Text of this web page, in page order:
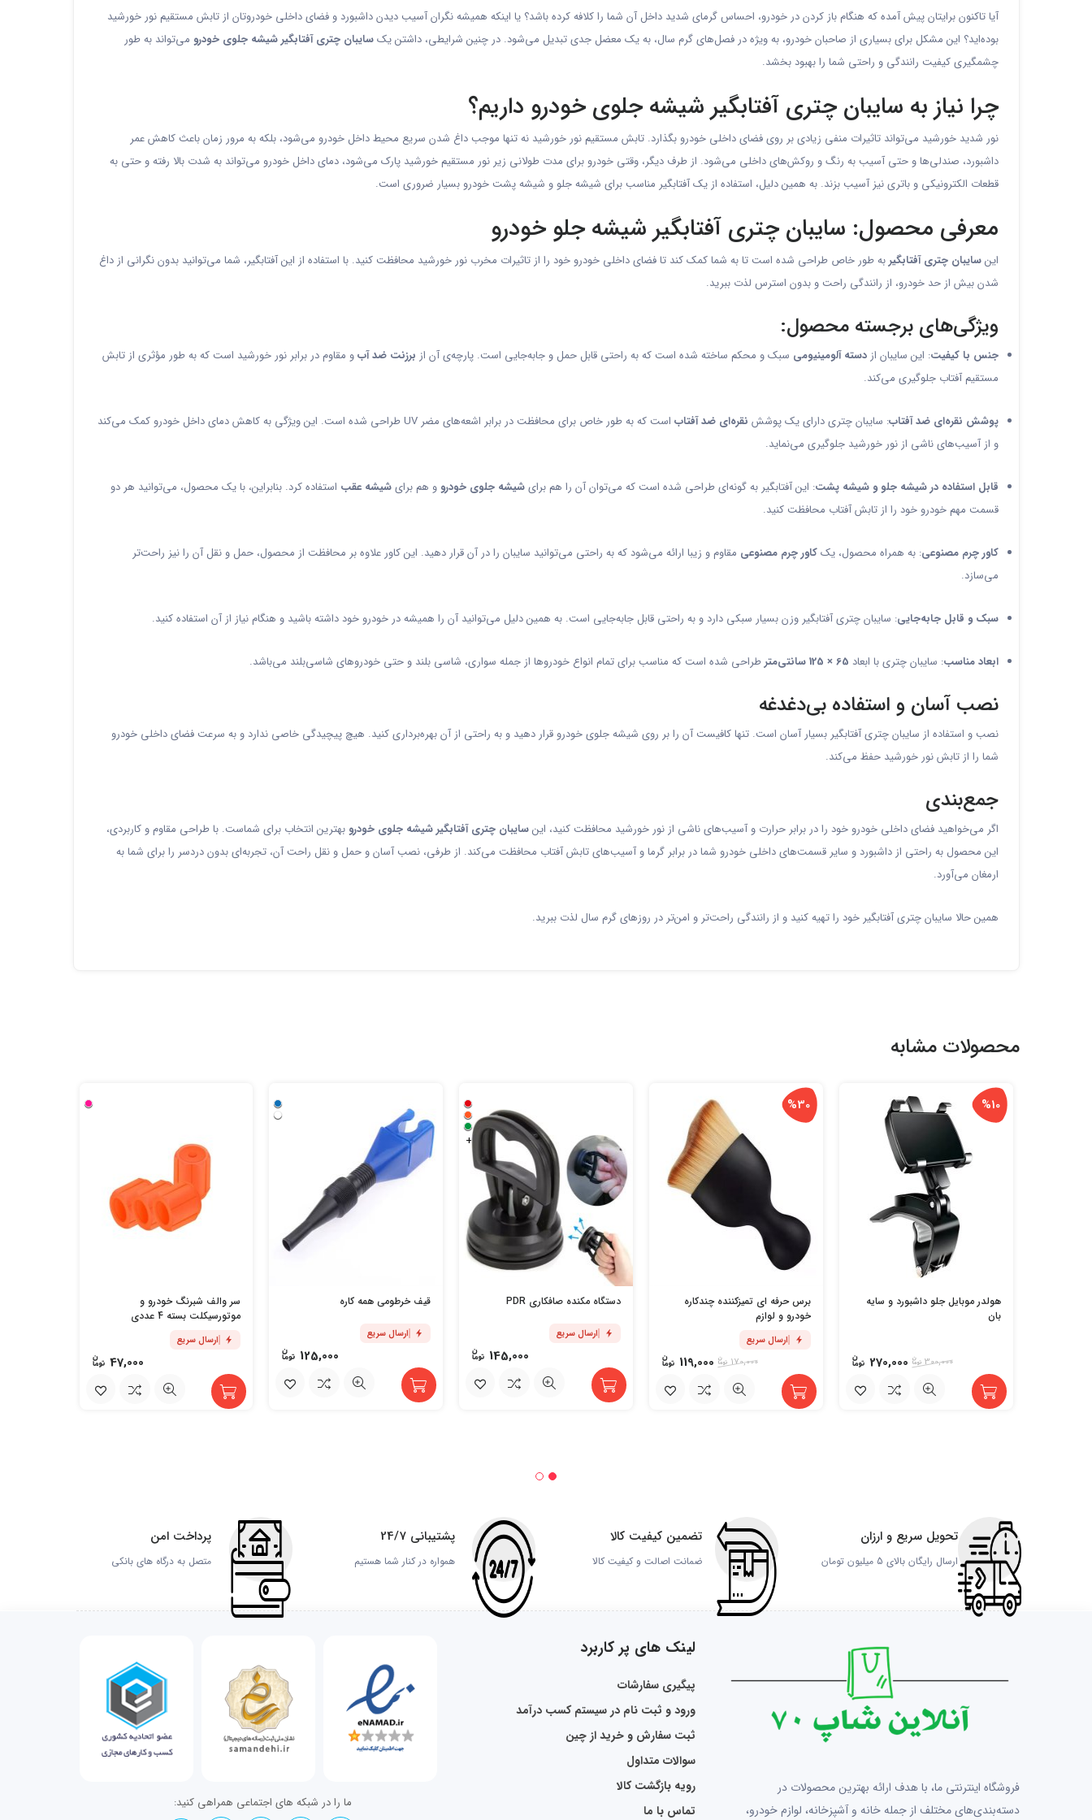
آیا تاکنون برایتان پیش آمده که هنگام باز کردن در خودرو، احساس گرمای شدید داخل آن شما را کلافه کرده باشد؟ یا اینکه همیشه نگران آسیب دیدن داشبورد و فضای داخلی خودروتان از تابش مستقیم نور خورشید
بوده‌اید؟ این مشکل برای بسیاری از صاحبان خودرو، به ویژه در فصل‌های گرم سال، به یک معضل جدی تبدیل می‌شود. در چنین شرایطی، داشتن یکسایبان چتری آفتابگیر شیشه جلوی خودرو می‌تواند به طور
چشمگیری کیفیت رانندگی و راحتی شما را بهبود بخشد.
چرا نیاز به سایبان چتری آفتابگیر شیشه جلوی خودرو داریم؟
نور شدید خورشید می‌تواند تاثیرات منفی زیادی بر روی فضای داخلی خودرو بگذارد. تابش مستقیم نور خورشید نه تنها موجب داغ شدن سریع محیط داخل خودرو می‌شود، بلکه به مرور زمان باعث کاهش عمر
داشبورد، صندلی‌ها و حتی آسیب به رنگ و روکش‌های داخلی می‌شود. از طرف دیگر، وقتی خودرو برای مدت طولانی زیر نور مستقیم خورشید پارک می‌شود، دمای داخل خودرو می‌تواند به شدت بالا رفته و حتی به
قطعات الکترونیکی و باتری نیز آسیب بزند. به همین دلیل، استفاده از یک آفتابگیر مناسب برای شیشه جلو و شیشه پشت خودرو بسیار ضروری است.
معرفی محصول: سایبان چتری آفتابگیر شیشه جلو خودرو
اینسایبان چتری آفتابگیربه طور خاص طراحی شده است تا به شما کمک کند تا فضای داخلی خودرو خود را از تاثیرات مخرب نور خورشید محافظت کنید. با استفاده از این آفتابگیر، شما می‌توانید بدون نگرانی از داغ
شدن بیش از حد خودرو، از رانندگی راحت و بدون استرس لذت ببرید.
ویژگی‌های برجسته محصول:
جنس با کیفیت: این سایبان ازدسته آلومینیومی سبک و محکم ساخته شده است که به راحتی قابل حمل و جابه‌جایی است. پارچه‌ی آن از برزنت ضد آبو مقاوم در برابر نور خورشید است که به طور مؤثری از تابش
مستقیم آفتاب جلوگیری می‌کند.
پوشش نقره‌ای ضد آفتاب: سایبان چتری دارای یک پوشش نقره‌ای ضد آفتاب
است که به طور خاص برای محافظت در برابر اشعه‌های مضر UV طراحی شده است. این ویژگی به کاهش دمای داخل خودرو کمک می‌کند
و از آسیب‌های ناشی از نور خورشید جلوگیری می‌نماید.
قابل استفاده در شیشه جلو و شیشه پشت: این آفتابگیر به گونه‌ای طراحی شده است که می‌توان آن را هم برایشیشه جلوی خودرو و هم برایشیشه عقب استفاده کرد. بنابراین، با یک محصول، می‌توانید هر دو
قسمت مهم خودرو خود را از تابش آفتاب محافظت کنید.
کاور چرم مصنوعی: به همراه محصول، یککاور چرم مصنوعی مقاوم و زیبا ارائه می‌شود که به راحتی می‌توانید سایبان را در آن قرار دهید. این کاور علاوه بر محافظت از محصول، حمل و نقل آن را نیز راحت‌تر
می‌سازد.
سبک و قابل جابه‌جایی: سایبان چتری آفتابگیر وزن بسیار سبکی دارد و به راحتی قابل جابه‌جایی است. به همین دلیل می‌توانید آن را همیشه در خودرو خود داشته باشید و هنگام نیاز از آن استفاده کنید.
ابعاد مناسب: سایبان چتری با ابعاد 65 × 125 سانتی‌متر طراحی شده است که مناسب برای تمام انواع خودروها از جمله سواری، شاسی بلند و حتی خودروهای شاسی‌بلند می‌باشد.
نصب آسان و استفاده بی‌دغدغه
نصب و استفاده از سایبان چتری آفتابگیر بسیار آسان است. تنها کافیست آن را بر روی شیشه جلوی خودرو قرار دهید و به راحتی از آن بهره‌برداری کنید. هیچ پیچیدگی خاصی ندارد و به سرعت فضای داخلی خودرو
شما را از تابش نور خورشید حفظ می‌کند.
جمع‌بندی
اگر می‌خواهید فضای داخلی خودرو خود را در برابر حرارت و آسیب‌های ناشی از نور خورشید محافظت کنید، اینسایبان چتری آفتابگیر شیشه جلوی خودرو بهترین انتخاب برای شماست. با طراحی مقاوم و کاربردی،
این محصول به راحتی از داشبورد و سایر قسمت‌های داخلی خودرو شما در برابر گرما و آسیب‌های تابش آفتاب محافظت می‌کند. از طرفی، نصب آسان و حمل و نقل راحت آن، تجربه‌ای بدون دردسر را برای شما به
ارمغان می‌آورد.
همین حالا سایبان چتری آفتابگیر خود را تهیه کنید و از رانندگی راحت‌تر و امن‌تر در روزهای گرم سال لذت ببرید.
محصولات مشابه
%10
هولدر موبایل جلو داشبورد و سایه
بان
300,000
270,000
%30
برس حرفه ای تمیزکننده چندکاره
خودرو و لوازم
ارسال سریع
170,000
119,000
+
دستگاه مکنده صافکاری PDR
ارسال سریع
145,000
قیف خرطومی همه کاره
ارسال سریع
125,000
سر والف شبرنگ خودرو و
موتورسیکلت بسته 4 عددی
ارسال سریع
47,000
تحویل سریع و ارزان
ارسال رایگان بالای 5 میلیون تومان
تضمین کیفیت کالا
ضمانت اصالت و کیفیت کالا
پشتیبانی 24/7
همواره در کنار شما هستیم
پرداخت امن
متصل به درگاه های بانکی
فروشگاه اینترنتی ما، با هدف ارائه بهترین محصولات در
دسته‌بندی‌های مختلف از جمله خانه و آشپزخانه، لوازم خودرو،
لینک های پر کاربرد
پیگیری سفارشات
ورود و ثبت نام در سیستم کسب درآمد
ثبت سفارش و خرید از چین
سوالات متداول
رویه بازگشت کالا
تماس با ما
ما را در شبکه های اجتماعی همراهی کنید: